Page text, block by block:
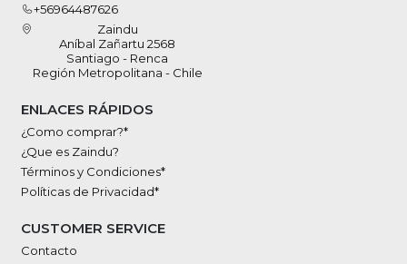
+56964487626
Zaindu
Aníbal Zañartu 2568
Santiago - Renca
Región Metropolitana - Chile
ENLACES RÁPIDOS
¿Como comprar?*
¿Que es Zaindu?
Términos y Condiciones*
Políticas de Privacidad*
CUSTOMER SERVICE
Contacto